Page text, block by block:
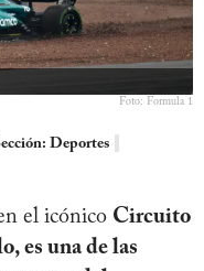
Foto: Formula 1
Deportes
el icónico Circuito
es una de las